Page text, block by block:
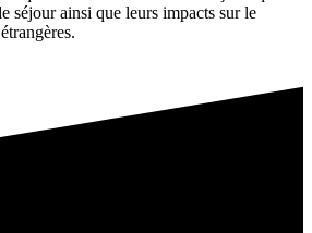
séjour ainsi que leurs impacts sur le